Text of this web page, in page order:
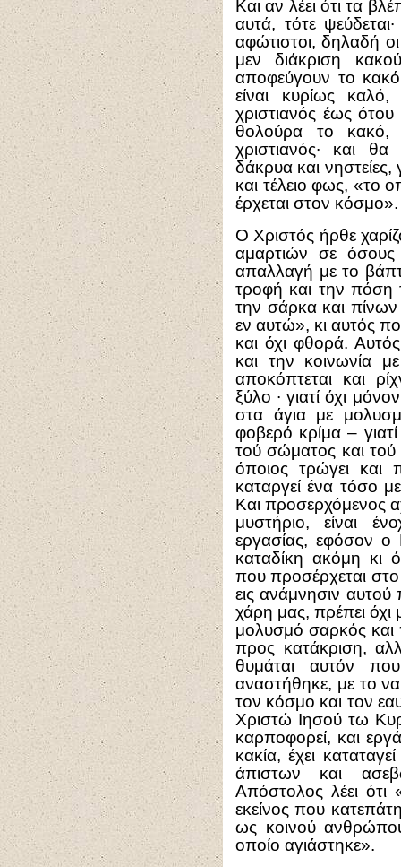
Και αν λέει ότι τα
αυτά, τότε
αφώτιστοι, δηλαδή οι
μεν διάκριση
αποφεύγουν το
είναι κυρίως
χριστιανός έως
θολούρα το κακό,
χριστιανός∙ και
δάκρυα και
και τέλειο φως, «το
έρχεται στον κόσμο».
Ο Χριστός ήρθε
αμαρτιών σε
απαλλαγή με το
τροφή και την πόση
την σάρκα και πίνων
εν αυτώ», κι αυτός
και όχι φθορά.
και την κοινωνία
αποκόπτεται και
ξύλο ∙ γιατί όχι
στα άγια με
φοβερό κρίμα –
τού σώματος και τού
όποιος τρώγει και
καταργεί ένα τόσο
Και προσερχόμενος
μυστήριο, είναι
εργασίας, εφόσον
καταδίκη ακόμη κι
που προσέρχεται
εις ανάμνησιν
χάρη μας, πρέπει
μολυσμό σαρκός και
προς κατάκριση,
θυμάται αυτόν
αναστήθηκε, με το να
τον κόσμο και τον
Χριστώ Ιησού τω
καρποφορεί, και
κακία, έχει
άπιστων και
Απόστολος λέει ότι
εκείνος που
ως κοινού
οποίο αγιάστηκε».